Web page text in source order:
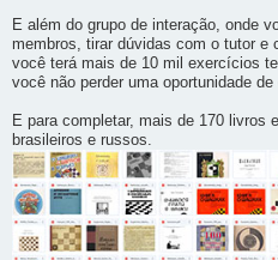
E além do grupo de interação, onde
membros, tirar dúvidas com o tutor e
você terá mais de 10 mil exercícios
você não perder uma oportunidade
E para completar, mais de 170 livros
brasileiros e russos.